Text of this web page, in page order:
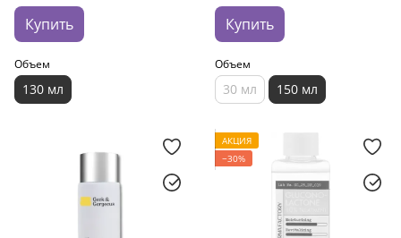
Купить
Объем
130 мл
Купить
Объем
30 мл 150 мл
АКЦИЯ
−30%